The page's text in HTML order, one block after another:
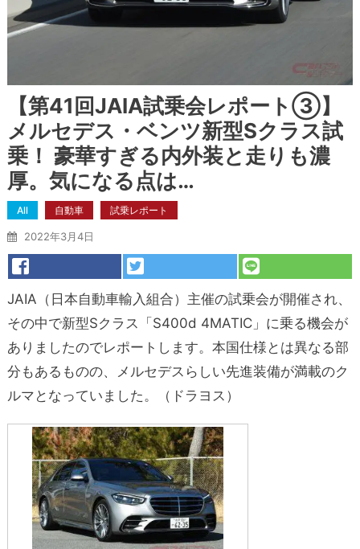
【第41回JAIA試乗会レポート③】
メルセデス・ベンツ新型Sクラス試
乗！ 豪華すぎる内外装と走りも濃
厚。気になる点は…
All 自動車 試乗レポート
2022年3月4日
JAIA（日本自動車輸入組合）主催の試乗会が開催され、
その中で新型Sクラス「S400d 4MATIC」に乗る機会が
ありましたのでレポートします。本国仕様とは異なる部
分もあるものの、メルセデスらしい先進装備が満載のク
ルマとなっていました。（ドラヨス）